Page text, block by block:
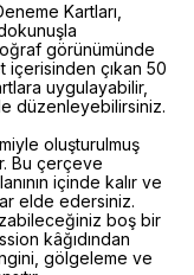
Kartları,
görünümünde
içerisinden çıkan 50
uygulayabilir,
düzenleyebilirsiniz.
oluşturulmuş
Bu çerçeve
içinde kalır ve
elde edersiniz.
boş bir
kâğıdından
gölgeleme ve